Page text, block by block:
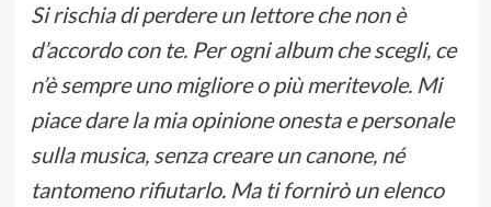
Si rischia di perdere un lettore che non è
d’accordo con te. Per ogni album che scegli, ce
n’è sempre uno migliore o più meritevole. Mi
piace dare la mia opinione onesta e personale
sulla musica, senza creare un canone, né
tantomeno rifiutarlo. Ma ti fornirò un elenco